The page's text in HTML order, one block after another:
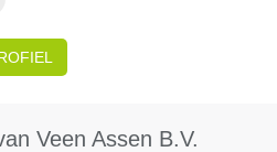
Veen Assen B.V.